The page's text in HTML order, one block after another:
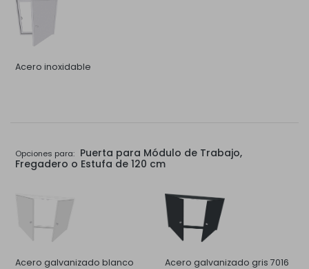
Acero inoxidable
Opciones para: Puerta para Módulo de Trabajo,
Fregadero o Estufa de 120 cm
Acero galvanizado blanco Acero galvanizado gris 7016